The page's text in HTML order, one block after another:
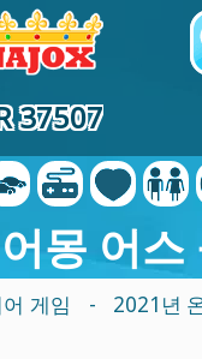
37507
몽 어스
게임
- 2021년